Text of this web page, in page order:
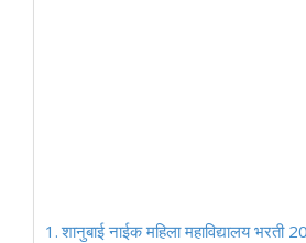
शानुबाई नाईक महिला महाविद्यालय भरती